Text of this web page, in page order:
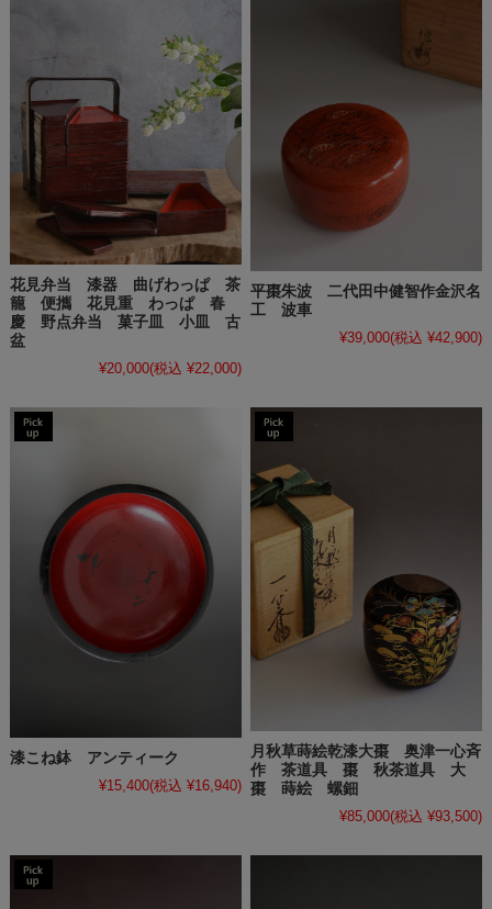
花見弁当 漆器 曲げわっぱ 茶
籠 便攜 花見重 わっぱ 春
慶 野点弁当 菓子皿 小皿 古
盆
¥20,000(税込 ¥22,000)
平棗朱波 二代田中健智作金沢名
工 波車
¥39,000(税込 ¥42,900)
漆こね鉢 アンティーク
¥15,400(税込 ¥16,940)
月秋草蒔絵乾漆大棗 奥津一心斉
作 茶道具 棗 秋茶道具 大
棗 蒔絵 螺鈿
¥85,000(税込 ¥93,500)